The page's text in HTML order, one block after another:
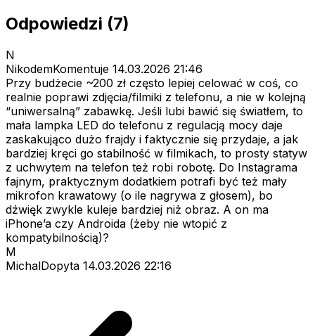
Odpowiedzi (7)
N
NikodemKomentuje 14.03.2026 21:46
Przy budżecie ~200 zł często lepiej celować w coś, co
realnie poprawi zdjęcia/filmiki z telefonu, a nie w kolejną
“uniwersalną” zabawkę. Jeśli lubi bawić się światłem, to
mała lampka LED do telefonu z regulacją mocy daje
zaskakująco dużo frajdy i faktycznie się przydaje, a jak
bardziej kręci go stabilność w filmikach, to prosty statyw
z uchwytem na telefon też robi robotę. Do Instagrama
fajnym, praktycznym dodatkiem potrafi być też mały
mikrofon krawatowy (o ile nagrywa z głosem), bo
dźwięk zwykle kuleje bardziej niż obraz. A on ma
iPhone’a czy Androida (żeby nie wtopić z
kompatybilnością)?
M
MichalDopyta 14.03.2026 22:16